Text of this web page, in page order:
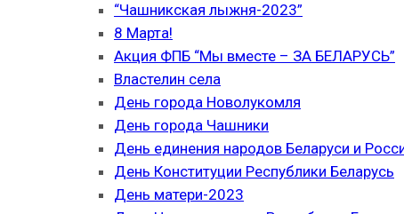
“Чашникская лыжня-2023”
8 Марта!
Акция ФПБ “Мы вместе – ЗА БЕЛАРУСЬ”
Властелин села
День города Новолукомля
День города Чашники
День единения народов Беларуси и
День Конституции Республики Беларусь
День матери-2023